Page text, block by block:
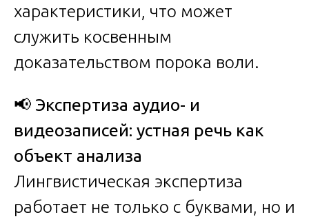
характеристики, что может
служить косвенным
доказательством порока воли.
📢 Экспертиза аудио- и
видеозаписей: устная речь как
объект анализа
Лингвистическая экспертиза
работает не только с буквами, но и